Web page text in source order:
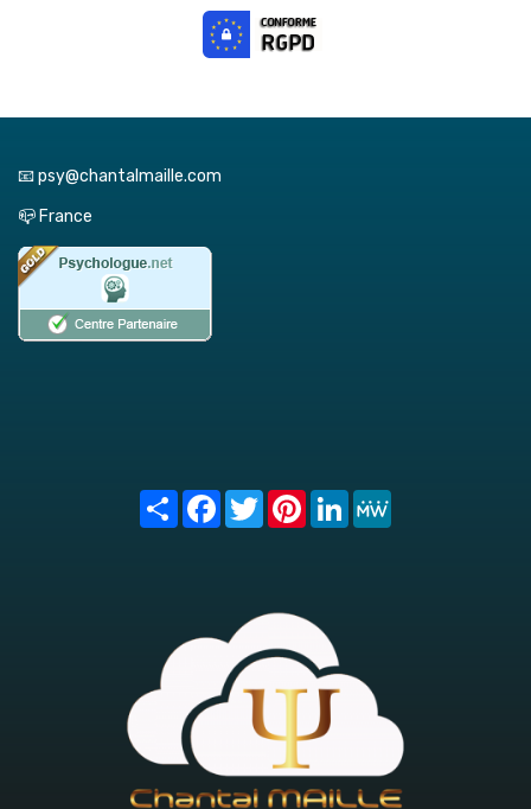
📧 psy@chantalmaille.com
📪 France
Share FacebookTwitterPinterest
LinkedIn